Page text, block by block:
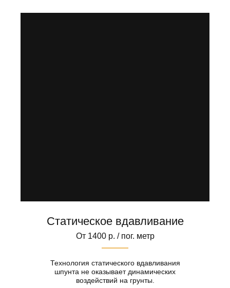
Статическое вдавливание
От 1400 р. / пог. метр
Технология статического вдавливания
шпунта не оказывает динамических
воздействий на грунты.